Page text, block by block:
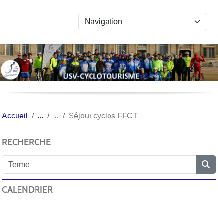
Accueil Séjour cyclos FFCT
RECHERCHE
CALENDRIER